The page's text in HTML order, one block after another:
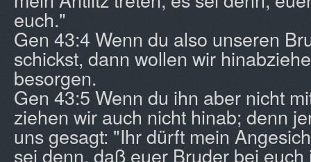
euch."
Gen 43:4 Wenn du also unseren
schickst, dann wollen wir
besorgen.
Gen 43:5 Wenn du ihn aber nicht
ziehen wir auch nicht hinab; denn
uns gesagt: "Ihr dürft mein
sei denn, daß euer Bruder bei euch